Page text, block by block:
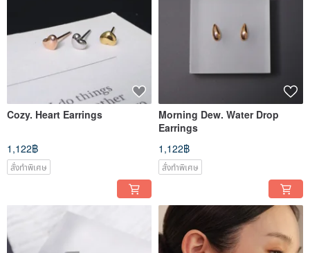
Cozy. Heart Earrings
1,122฿
สั่งทำพิเศษ
Morning Dew. Water Drop
Earrings
1,122฿
สั่งทำพิเศษ